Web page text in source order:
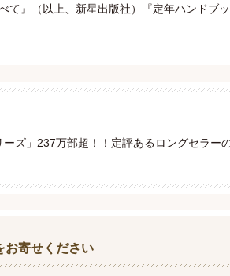
て』（以上、新星出版社）『定年ハンドブ
ズ」237万部超！！定評あるロングセラー
お寄せください